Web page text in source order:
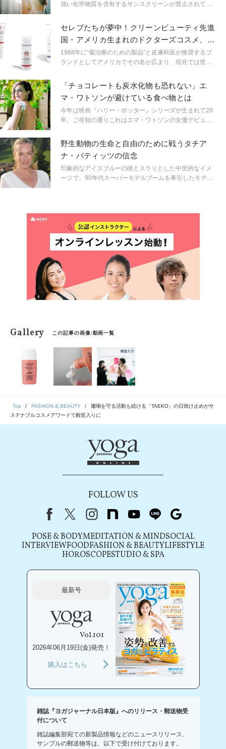
強い化学物質を含有するサンスクリーンが禁止されてい
いもの。そこで今回は成分やテクスチャーにこだわる３
つのアイテムを紹介する。
セレブたちが夢中！クリーンビューティ先進
国・アメリカ生まれのドクターズコスメ、
EltaMDの魅力
1988年に“傷治療のための製品”と皮膚科医が推奨するブ
ランドとしてアメリカでその名が広まり、現在では世界
しているEltaMD。中でも安全なサンスクリーンに定評の
ある同ブランドの魅力に迫ってみよう。
「チョコレートも炭水化物も恐れない」エ
マ・ワトソンが避けている食べ物とは
今年は映画『ハリー・ポッター』シリーズが生まれて20
年。ご存知の通りこれはエマ・ワトソンの女優デビュー
保護活動の分野でも活躍している。美容法やダイエット
などプライベートについてはあまり話さないことで知ら
れるエマ。とはいえレッドカーペットで見せる輝くよう
な美しさとヘルシーなスタイルは多くの女性たちの憧れ
の的。その彼女の美の秘密を探ってみたい。
野生動物の生命と自由のために戦うタチア
ナ・パティッツの信念
印象的なアイスブルーの瞳とスラリとした中世的なイメ
ージで、90年代スーパーモデルブームを牽引したモデル
Gallery この記事の画像/動画一覧
Top FASHION & BEAUTY
珊瑚を守る活動も続ける「TAEKO」の日焼け止めがサ
ステナブルコスメアワードで殿堂入りに
FOLLOW US
FacebookX（旧Twitter）
instagram
note youtubeline
POSE & BODYMEDITATION & MINDSOCIAL
INTERVIEWFOODFASHION & BEAUTYLIFESTYLE
HOROSCOPESTUDIO & SPA
最新号
Vol.101
2026年06月19日(金)発売！
購入はこちら
雑誌『ヨガジャーナル日本版』へのリリース・郵送物受
付について
雑誌編集部宛ての新製品情報などのニュースリリース、
サンプルの郵送物等は、以下で受け付けております。